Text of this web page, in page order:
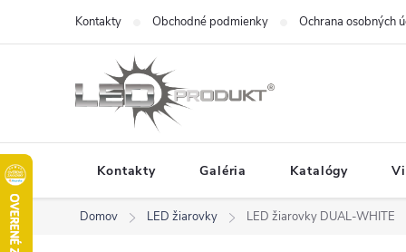
obsah
Kontakty Obchodné podmienky Ochrana osobných
Kontakty Galéria Katalógy
Domov LED žiarovky LED žiarovky DUAL-WHITE